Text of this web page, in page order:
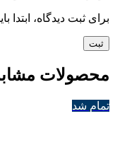
برای ثبت دیدگاه،
محصولات
تمام شد